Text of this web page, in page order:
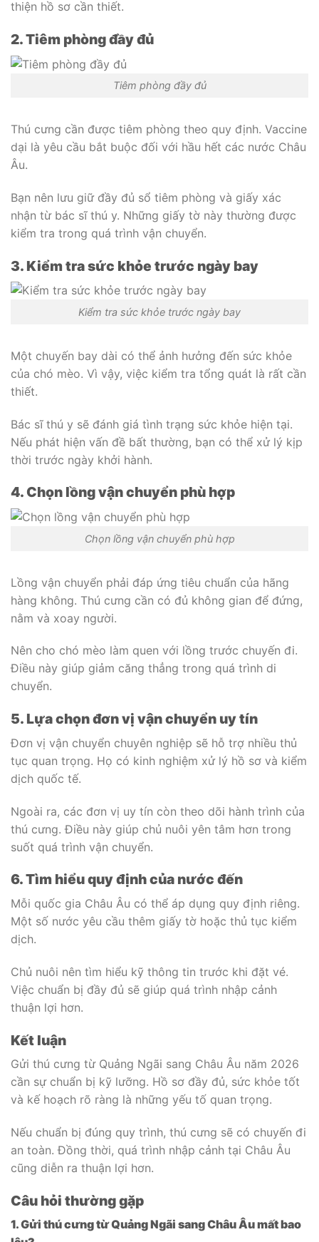
thiện hồ sơ cần thiết.
2. Tiêm phòng đầy đủ
Tiêm phòng đầy đủ
Thú cưng cần được tiêm phòng theo quy định. Vaccine
dại là yêu cầu bắt buộc đối với hầu hết các nước Châu
Âu.
Bạn nên lưu giữ đầy đủ sổ tiêm phòng và giấy xác
nhận từ bác sĩ thú y. Những giấy tờ này thường được
kiểm tra trong quá trình vận chuyển.
3. Kiểm tra sức khỏe trước ngày bay
Kiểm tra sức khỏe trước ngày bay
Một chuyến bay dài có thể ảnh hưởng đến sức khỏe
của chó mèo. Vì vậy, việc kiểm tra tổng quát là rất cần
thiết.
Bác sĩ thú y sẽ đánh giá tình trạng sức khỏe hiện tại.
Nếu phát hiện vấn đề bất thường, bạn có thể xử lý kịp
thời trước ngày khởi hành.
4. Chọn lồng vận chuyển phù hợp
Chọn lồng vận chuyển phù hợp
Lồng vận chuyển phải đáp ứng tiêu chuẩn của hãng
hàng không. Thú cưng cần có đủ không gian để đứng,
nằm và xoay người.
Nên cho chó mèo làm quen với lồng trước chuyến đi.
Điều này giúp giảm căng thẳng trong quá trình di
chuyển.
5. Lựa chọn đơn vị vận chuyển uy tín
Đơn vị vận chuyển chuyên nghiệp sẽ hỗ trợ nhiều thủ
tục quan trọng. Họ có kinh nghiệm xử lý hồ sơ và kiểm
dịch quốc tế.
Ngoài ra, các đơn vị uy tín còn theo dõi hành trình của
thú cưng. Điều này giúp chủ nuôi yên tâm hơn trong
suốt quá trình vận chuyển.
6. Tìm hiểu quy định của nước đến
Mỗi quốc gia Châu Âu có thể áp dụng quy định riêng.
Một số nước yêu cầu thêm giấy tờ hoặc thủ tục kiểm
dịch.
Chủ nuôi nên tìm hiểu kỹ thông tin trước khi đặt vé.
Việc chuẩn bị đầy đủ sẽ giúp quá trình nhập cảnh
thuận lợi hơn.
Kết luận
Gửi thú cưng từ Quảng Ngãi sang Châu Âu năm 2026
cần sự chuẩn bị kỹ lưỡng. Hồ sơ đầy đủ, sức khỏe tốt
và kế hoạch rõ ràng là những yếu tố quan trọng.
Nếu chuẩn bị đúng quy trình, thú cưng sẽ có chuyến đi
an toàn. Đồng thời, quá trình nhập cảnh tại Châu Âu
cũng diễn ra thuận lợi hơn.
Câu hỏi thường gặp
1. Gửi thú cưng từ Quảng Ngãi sang Châu Âu mất bao